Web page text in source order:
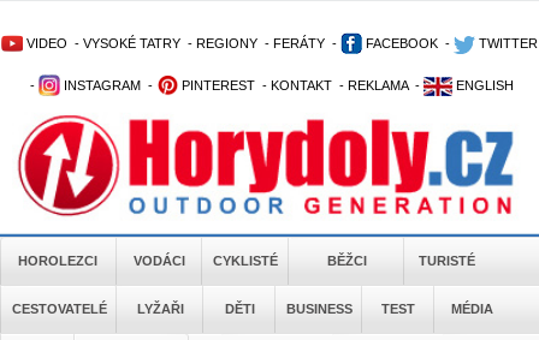
VIDEO - VYSOKÉ TATRY - REGIONY - FERÁTY - FACEBOOK - TWITTER
- INSTAGRAM - PINTEREST - KONTAKT - REKLAMA - ENGLISH
HOROLEZCI VODÁCI CYKLISTÉ BĚŽCI TURISTÉ
CESTOVATELÉ LYŽAŘI DĚTI BUSINESS TEST MÉDIA